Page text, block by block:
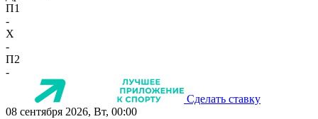
П1
-
X
-
П2
-
Сделать ставку
08 сентября 2026, Вт, 00:00